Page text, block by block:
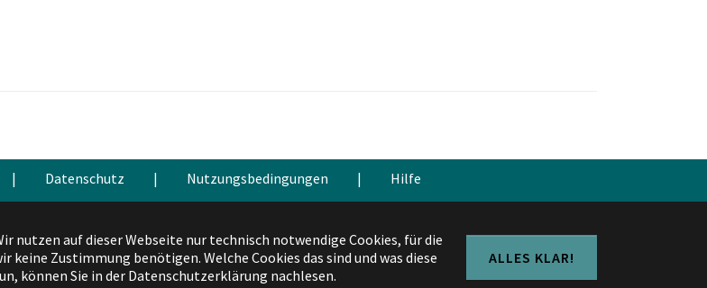
nutzen auf dieser Webseite nur technisch notwendige Cookies, für die
keine Zustimmung benötigen. Welche Cookies das sind und was diese
können Sie in der Datenschutzerklärung nachlesen.
ALLES KLAR!
| Datenschutz | Nutzungsbedingungen | Hilfe
Facebook
X InstagramYouTube